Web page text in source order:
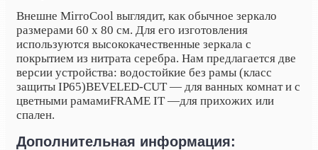
Внешне MirroCool выглядит, как обычное зеркало
размерами 60 x 80 см. Для его изготовления
используются высококачественные зеркала с
покрытием из нитрата серебра. Нам предлагается две
версии устройства: водостойкие без рамы (класс
защиты IP65)BEVELED-CUT — для ванных комнат и с
цветными рамамиFRAME IT —для прихожих или
спален.
Дополнительная информация: